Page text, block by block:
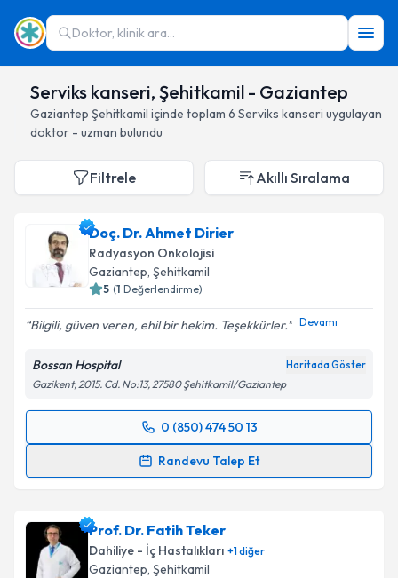
Doktor, klinik ara...
Serviks kanseri, Şehitkamil - Gaziantep
Gaziantep Şehitkamil içinde toplam 6 Serviks kanseri uygulayan
doktor - uzman bulundu
Filtrele Akıllı Sıralama
Doç. Dr. Ahmet Dirier
Radyasyon Onkolojisi
Gaziantep, Şehitkamil
5 (1 Değerlendirme)
Bilgili, güven veren, ehil bir hekim. Teşekkürler. Devamı
Bossan Hospital Haritada Göster
Gazikent, 2015. Cd. No:13, 27580 Şehitkamil/Gaziantep
0 (850) 474 50 13
Randevu Talep Et
Randevu Takvimi Talebi
takvim hazırlandığında e-posta ile bilgilendireceğiz.
E-posta Adresiniz
Prof. Dr. Fatih Teker
Dahiliye - İç Hastalıkları +1diğer
Gaziantep, Şehitkamil